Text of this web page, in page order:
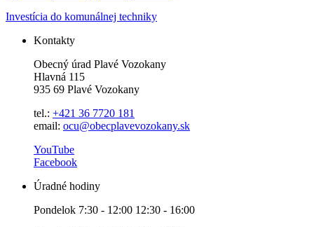
Investícia do komunálnej techniky
Kontakty
Obecný úrad Plavé Vozokany
Hlavná 115
935 69 Plavé Vozokany
tel.: +421 36 7720 181
email: ocu@obecplavevozokany.sk
YouTube
Facebook
Úradné hodiny
Pondelok 7:30 - 12:00 12:30 - 16:00